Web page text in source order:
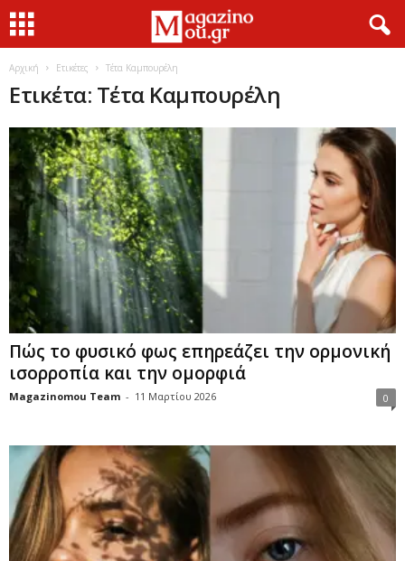
Αρχική Ετικέτες Τέτα Καμπουρέλη
Ετικέτα: Τέτα Καμπουρέλη
Πώς το φυσικό φως επηρεάζει την ορμονική
ισορροπία και την ομορφιά
Magazinomou Team - 11 Μαρτίου 2026 0